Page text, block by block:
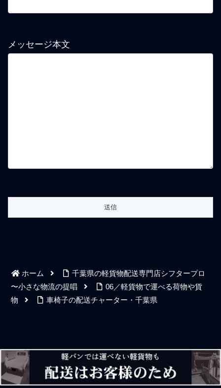
メッセージ本文
ホーム
千葉県の軽貨物配送専門店シフタープロ
〜小さな物流の提唱
06／軽貨物で運べる荷物や貨
物
車椅子の配送チャーター・千葉県